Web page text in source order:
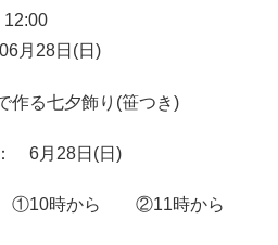
12:00
月28日(日)
作る七夕飾り(笹つき)
6月28日(日)
①10時から ②11時から